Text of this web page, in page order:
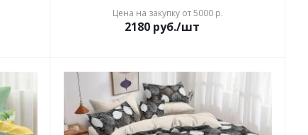
Цена на закупку от 5000 р.
2180 руб./шт